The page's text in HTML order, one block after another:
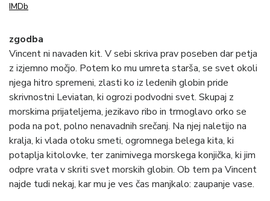
IMDb
zgodba
Vincent ni navaden kit. V sebi skriva prav poseben dar petja
z izjemno močjo. Potem ko mu umreta starša, se svet okoli
njega hitro spremeni, zlasti ko iz ledenih globin pride
skrivnostni Leviatan, ki ogrozi podvodni svet. Skupaj z
morskima prijateljema, jezikavo ribo in trmoglavo orko se
poda na pot, polno nenavadnih srečanj. Na njej naletijo na
kralja, ki vlada otoku smeti, ogromnega belega kita, ki
potaplja kitolovke, ter zanimivega morskega konjička, ki jim
odpre vrata v skriti svet morskih globin. Ob tem pa Vincent
najde tudi nekaj, kar mu je ves čas manjkalo: zaupanje vase.